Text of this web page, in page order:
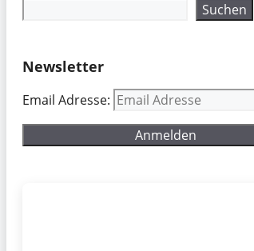
Suchen
Newsletter
Email Adresse: